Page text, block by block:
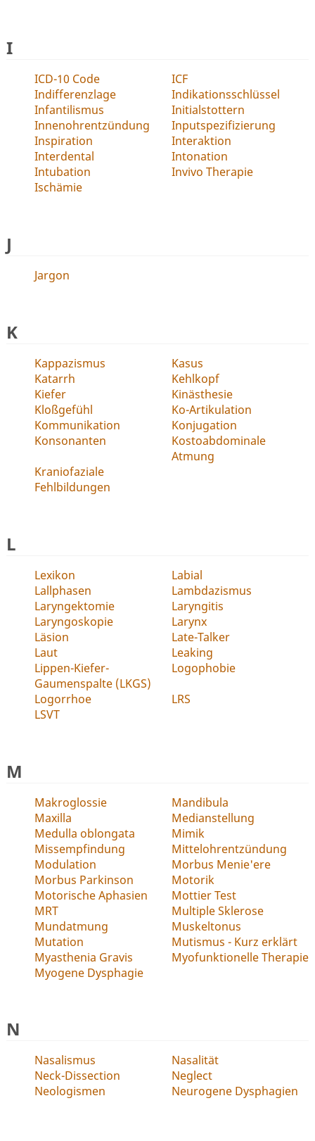
I
ICD-10 Code
ICF
Indifferenzlage
Indikationsschlüssel
Infantilismus
Initialstottern
Innenohrentzündung
Inputspezifizierung
Inspiration
Interaktion
Interdental
Intonation
Intubation
Invivo Therapie
Ischämie
J
Jargon
K
Kappazismus
Kasus
Katarrh
Kehlkopf
Kiefer
Kinästhesie
Kloßgefühl
Ko-Artikulation
Kommunikation
Konjugation
Konsonanten
Kostoabdominale
Atmung
Kraniofaziale
Fehlbildungen
L
Lexikon
Labial
Lallphasen
Lambdazismus
Laryngektomie
Laryngitis
Laryngoskopie
Larynx
Läsion
Late-Talker
Laut
Leaking
Lippen-Kiefer-
Gaumenspalte (LKGS)
Logophobie
Logorrhoe
LRS
LSVT
M
Makroglossie
Mandibula
Maxilla
Medianstellung
Medulla oblongata
Mimik
Missempfindung
Mittelohrentzündung
Modulation
Morbus Menie'ere
Morbus Parkinson
Motorik
Motorische Aphasien
Mottier Test
MRT
Multiple Sklerose
Mundatmung
Muskeltonus
Mutation
Mutismus - Kurz erklärt
Myasthenia Gravis
Myofunktionelle Therapie
Myogene Dysphagie
N
Nasalismus
Nasalität
Neck-Dissection
Neglect
Neologismen
Neurogene Dysphagien